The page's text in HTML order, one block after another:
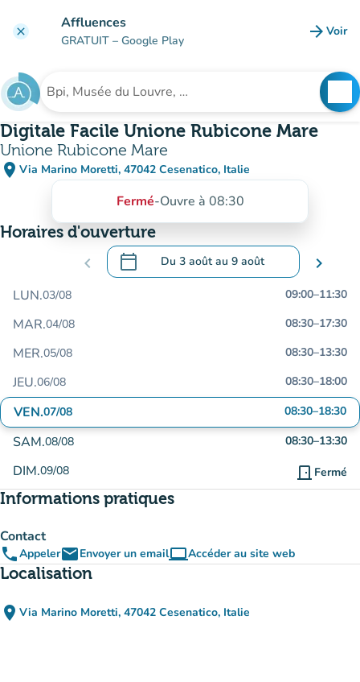
clear Affluences
GRATUIT – Google Play arrow_forward Voir
Rechercher un établissement
Digitale Facile Unione Rubicone Mare
Unione Rubicone Mare
place Via Marino Moretti, 47042 Cesenatico, Italie
(ouvrir dans Google Maps)
(nouvel onglet)
Fermé-Ouvre à 08:30
Horaires d'ouverture
chevron_left calendar_today Du 3 aoûtau 9 août
.Ouvrir le calendrier pour changer de
chevron_right
LUN.03/08 09:00–11:30
MAR.04/08 08:30–17:30
MER.05/08 08:30–13:30
JEU.06/08 08:30–18:00
VEN.07/08 08:30–18:30
SAM.08/08 08:30–13:30
DIM.09/08 door_front Fermé
Informations pratiques
Contact
phoneAppeleremailEnvoyer un emailcomputerAccéder au site web
(nouvel onglet)
Localisation
place Via Marino Moretti, 47042 Cesenatico, Italie
(ouvrir dans Google Maps)
(nouvel onglet)